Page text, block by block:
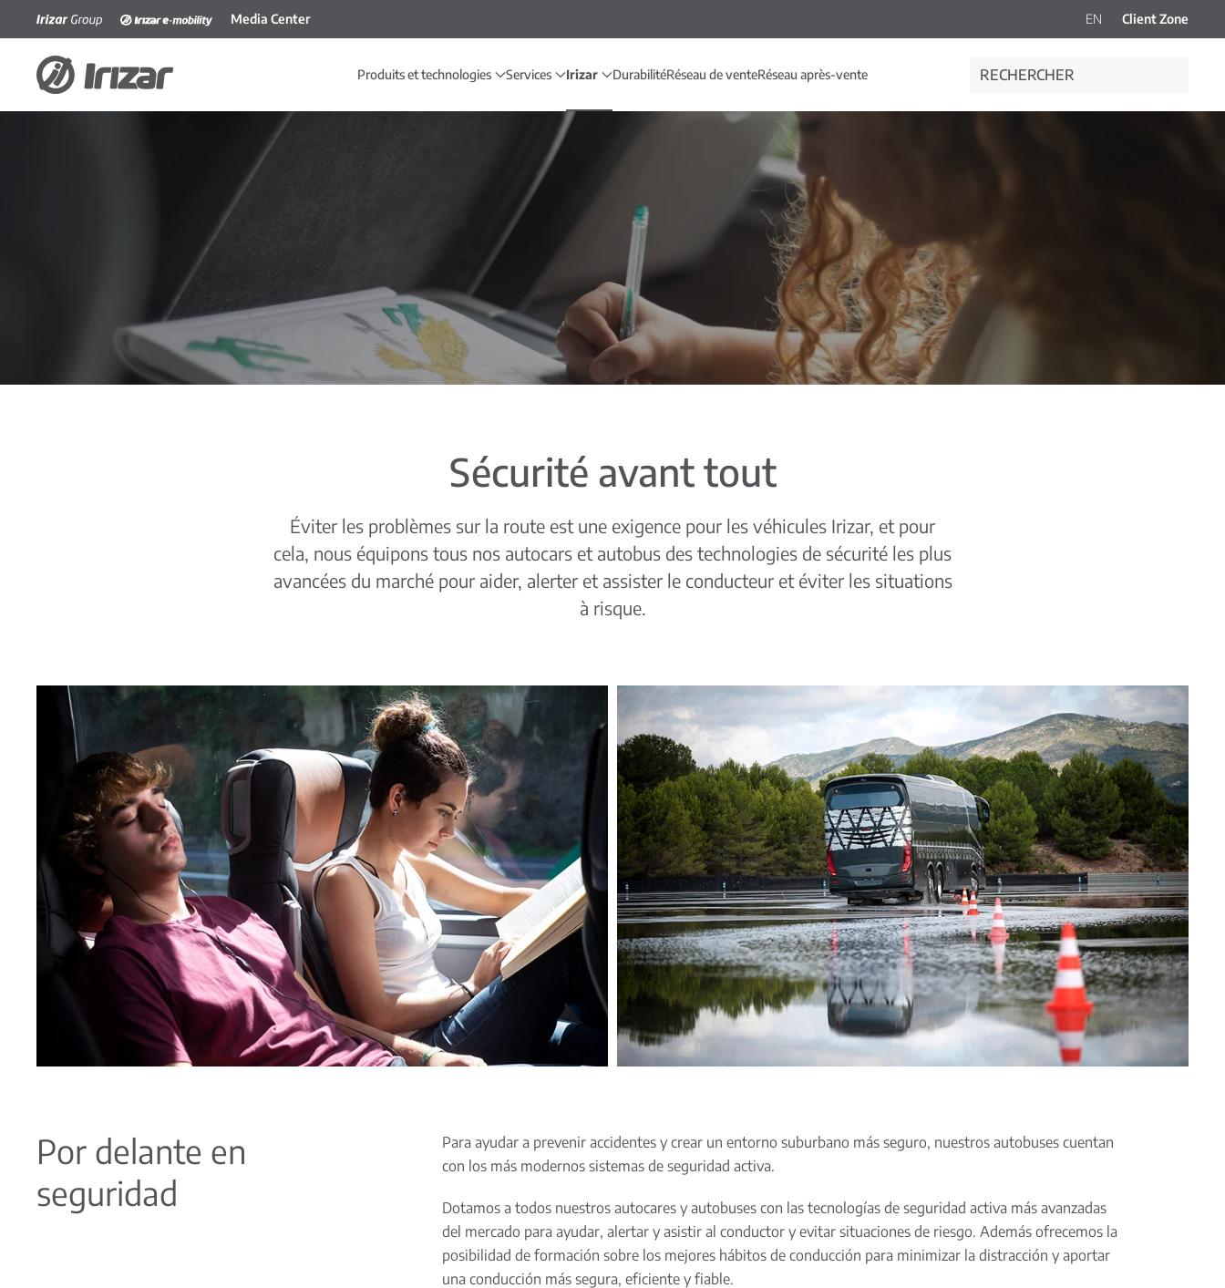
Accéder au contenu principal
Media Center EN Client Zone
Produits et technologies Services Irizar DurabilitéRéseau de venteRéseau après-vente
Sécurité avant tout
Éviter les problèmes sur la route est une exigence pour les véhicules Irizar, et pour
cela, nous équipons tous nos autocars et autobus des technologies de sécurité les plus
avancées du marché pour aider, alerter et assister le conducteur et éviter les situations
à risque.
Por delante en
seguridad
Para ayudar a prevenir accidentes y crear un entorno suburbano más seguro, nuestros autobuses cuentan
con los más modernos sistemas de seguridad activa.
Dotamos a todos nuestros autocares y autobuses con las tecnologías de seguridad activa más avanzadas
del mercado para ayudar, alertar y asistir al conductor y evitar situaciones de riesgo. Además ofrecemos la
posibilidad de formación sobre los mejores hábitos de conducción para minimizar la distracción y aportar
una conducción más segura, eficiente y fiable.